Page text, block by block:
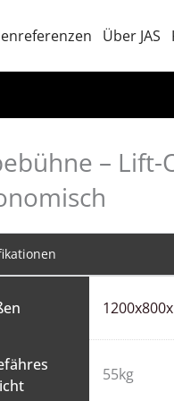
Über JAS
–
55kg